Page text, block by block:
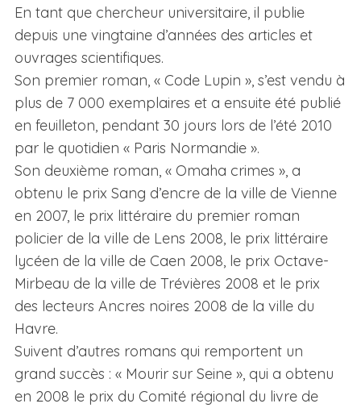
En tant que chercheur universitaire, il publie
depuis une vingtaine d’années des articles et
ouvrages scientifiques.
Son premier roman, « Code Lupin », s’est vendu à
plus de 7 000 exemplaires et a ensuite été publié
en feuilleton, pendant 30 jours lors de l’été 2010
par le quotidien « Paris Normandie ».
Son deuxième roman, « Omaha crimes », a
obtenu le prix Sang d’encre de la ville de Vienne
en 2007, le prix littéraire du premier roman
policier de la ville de Lens 2008, le prix littéraire
lycéen de la ville de Caen 2008, le prix Octave-
Mirbeau de la ville de Trévières 2008 et le prix
des lecteurs Ancres noires 2008 de la ville du
Havre.
Suivent d’autres romans qui remportent un
grand succès : « Mourir sur Seine », qui a obtenu
en 2008 le prix du Comité régional du livre de